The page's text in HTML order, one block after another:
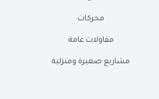
محركات
مقاولات عامة
مشاريع صغيرة ومنزلية